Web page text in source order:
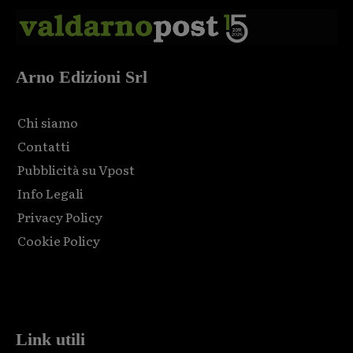
Arno Edizioni Srl
Chi siamo
Contatti
Pubblicità su Vpost
Info Legali
Privacy Policy
Cookie Policy
Link utili